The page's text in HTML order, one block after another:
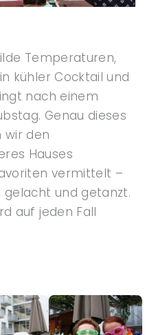
Temperaturen,
kühler Cocktail und
nach einem
Genau dieses
wir den
Hauses
vermittelt –
und getanzt.
auf jeden Fall